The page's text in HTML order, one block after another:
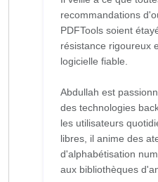
recommandations
PDFTools soient
résistance rigoureux
logicielle fiable.
Abdullah est
des technologies
les utilisateurs
libres, il anime des
d'alphabétisation
aux bibliothèques